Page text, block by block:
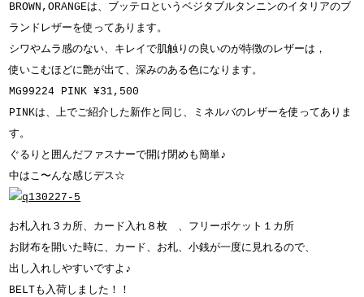
BROWN,ORANGEは、ブッテロというベジタブルタンニンのイタリアのブ
ランドレザーを使ってあります。
シワやムラ感のない、キレイで肌触りの良いのが特徴のレザーは，
使いこむほどに艶が出て、深みのある色になります。
MG99224 PINK ¥31,500
PINKは、上でご紹介した新作と同じ、ミネルバのレザーを使ってありま
す。
ぐるりと囲んだファスナーで開け閉めも簡単♪
中はこ〜んな感じデス☆
お札入れ３カ所、カード入れ８枚 、フリーポケット１カ所
お財布を開いた時に、カード、お札、小銭が一度に見れるので、
出し入れしやすいですよ♪
BELTも入荷しました！！